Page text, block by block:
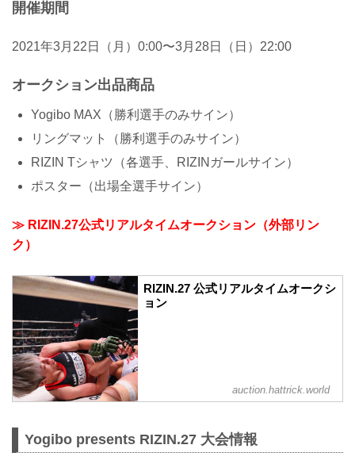
開催期間
2021年3月22日（月）0:00〜3月28日（日）22:00
オークション出品商品
Yogibo MAX（勝利選手のみサイン）
リングマット（勝利選手のみサイン）
RIZIN Tシャツ（各選手、RIZINガールサイン）
ポスター（出場全選手サイン）
≫ RIZIN.27公式リアルタイムオークション（外部リン
ク）
RIZIN.27 公式リアルタイムオークシ
ョン
auction.hattrick.world
Yogibo presents RIZIN.27 大会情報